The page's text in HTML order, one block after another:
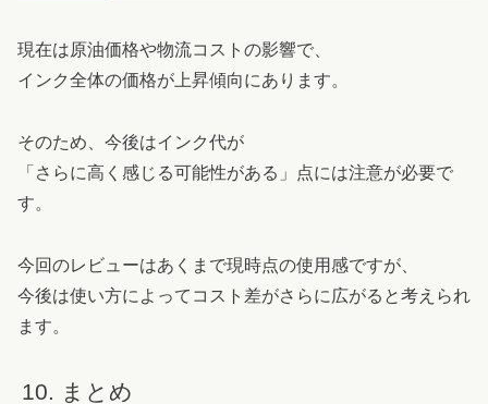
現在は原油価格や物流コストの影響で、
インク全体の価格が上昇傾向にあります。
そのため、今後はインク代が
「さらに高く感じる可能性がある」点には注意が必要で
す。
今回のレビューはあくまで現時点の使用感ですが、
今後は使い方によってコスト差がさらに広がると考えられ
ます。
まとめ